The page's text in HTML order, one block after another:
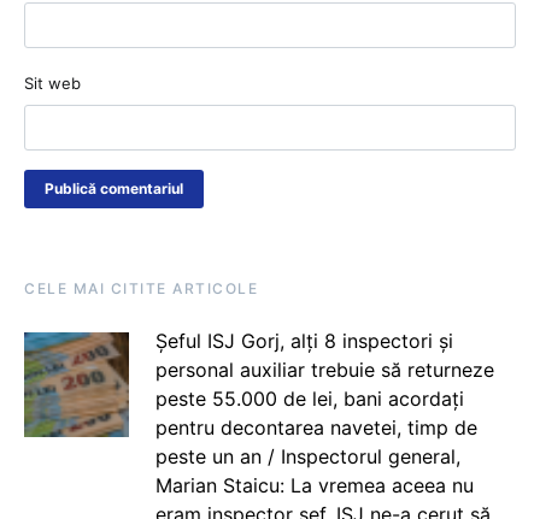
Sit web
CELE MAI CITITE ARTICOLE
Șeful ISJ Gorj, alți 8 inspectori și
personal auxiliar trebuie să returneze
peste 55.000 de lei, bani acordați
pentru decontarea navetei, timp de
peste un an / Inspectorul general,
Marian Staicu: La vremea aceea nu
eram inspector șef. ISJ ne-a cerut să